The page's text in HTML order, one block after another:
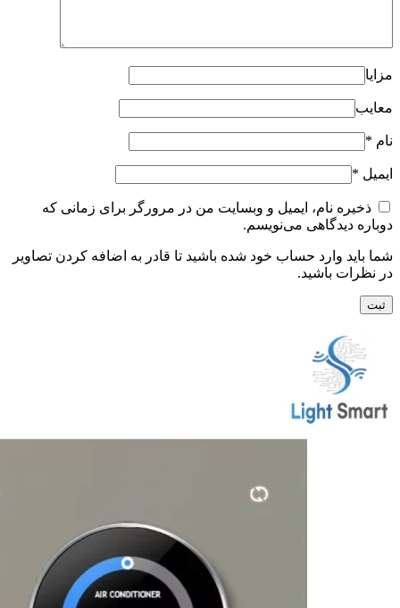
مزایا
معایب
نام *
ایمیل *
ذخیره نام، ایمیل و وبسایت من در مرورگر برای زمانی که
دوباره دیدگاهی می‌نویسم.
شما باید وارد حساب خود شده باشید تا قادر به اضافه کردن تصاویر
در نظرات باشید.